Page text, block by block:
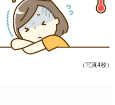
（写真4枚）